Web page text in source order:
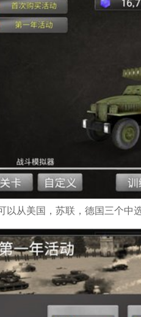
以从美国，苏联，德国三个中